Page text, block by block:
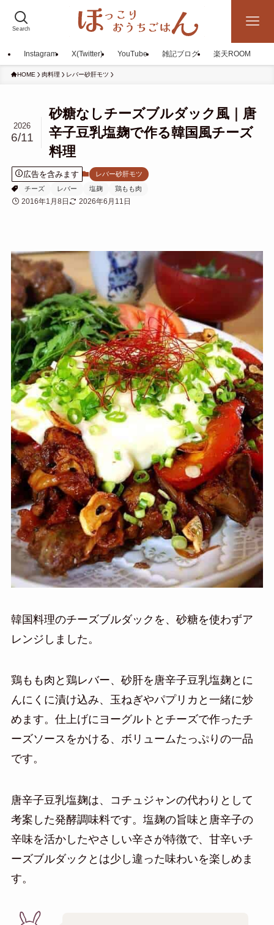
Search
Instagram X(Twitter) YouTube 雑記ブログ 楽天ROOM
HOME 肉料理 レバー砂肝モツ
砂糖なしチーズブルダック風｜唐
辛子豆乳塩麹で作る韓国風チーズ
料理
2026
6/11
広告を含みます
レバー砂肝モツ
チーズ
レバー 塩麹 鶏もも肉
2016年1月8日 2026年6月11日
韓国料理のチーズブルダックを、砂糖を使わずア
レンジしました。
鶏もも肉と鶏レバー、砂肝を唐辛子豆乳塩麹とに
んにくに漬け込み、玉ねぎやパプリカと一緒に炒
めます。仕上げにヨーグルトとチーズで作ったチ
ーズソースをかける、ボリュームたっぷりの一品
です。
唐辛子豆乳塩麹は、コチュジャンの代わりとして
考案した発酵調味料です。塩麹の旨味と唐辛子の
辛味を活かしたやさしい辛さが特徴で、甘辛いチ
ーズブルダックとは少し違った味わいを楽しめま
す。